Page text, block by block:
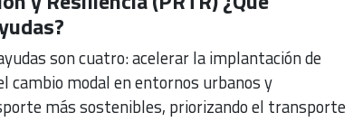
son cuatro: acelerar la implantación de
cambio modal en entornos urbanos y
más sostenibles, priorizando el transporte